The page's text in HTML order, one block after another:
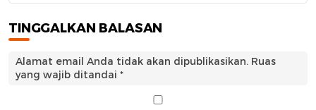
TINGGALKAN BALASAN
Alamat email Anda tidak akan dipublikasikan. Ruas
yang wajib ditandai *